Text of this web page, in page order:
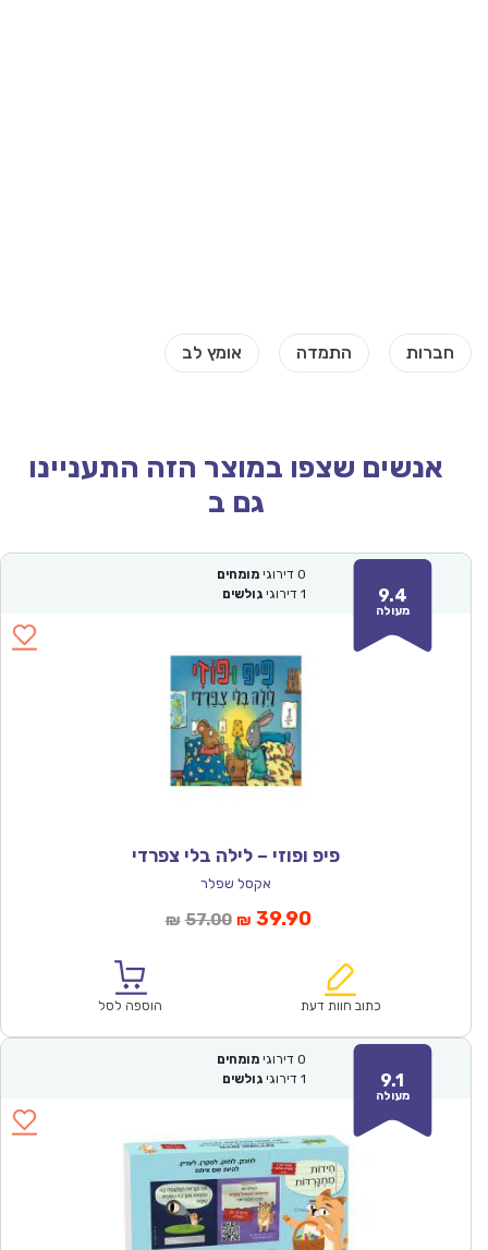
אנשים שצפו במוצר הזה התעניינו
גם ב
9.4
מעולה
0 דירוגי מומחים
1 דירוגי גולשים
פיפ ופוזי – לילה בלי צפרדי
אקסל שפלר
₪ 57.00המחיר
₪57.00.
₪ 39.90המחיר
הוא:
כתוב חוות דעת הוספה לסל
9.1
מעולה
0 דירוגי מומחים
1 דירוגי גולשים